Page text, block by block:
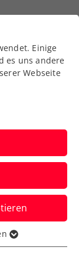
ATP-
Einige
es uns andere
Webseite